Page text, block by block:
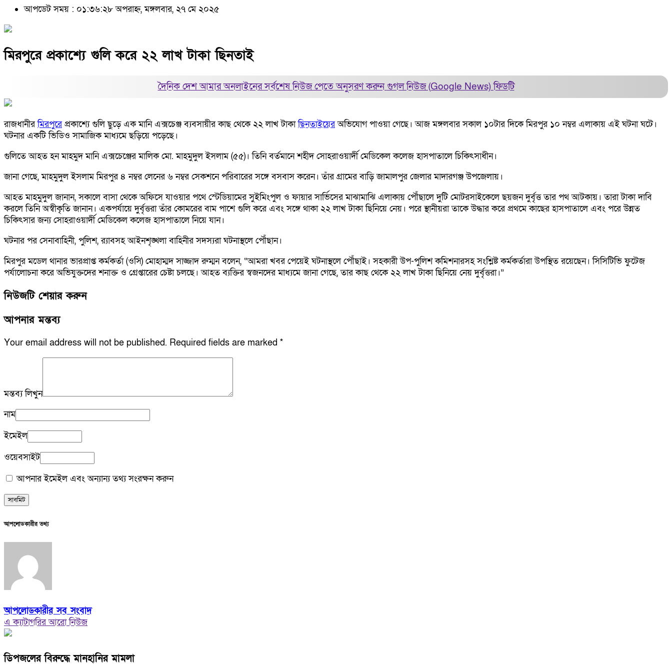
আপডেট সময় : ০১:৩৬:২৮ অপরাহ্ন, মঙ্গলবার, ২৭ মে ২০২৫
মিরপুরে প্রকাশ্যে গুলি করে ২২ লাখ টাকা ছিনতাই
দৈনিক দেশ আমার অনলাইনের সর্বশেষ নিউজ পেতে অনুসরণ করুনগুগল নিউজ (Google News)ফিডটি
রাজধানীরমিরপুরেপ্রকাশ্যে গুলি ছুড়ে এক মানি এক্সচেঞ্জ ব্যবসায়ীর কাছ থেকে ২২ লাখ টাকাছিনতাইয়েরঅভিযোগ পাওয়া গেছে। আজ মঙ্গলবার সকাল ১০টার দিকে মিরপুর ১০ নম্বর এলাকায় এই ঘটনা ঘটে।
ঘটনার একটি ভিডিও সামাজিক মাধ্যমে ছড়িয়ে পড়েছে।
গুলিতে আহত হন মাহমুদ মানি এক্সচেঞ্জের মালিক মো. মাহমুদুল ইসলাম (৫৫)। তিনি বর্তমানে শহীদ সোহরাওয়ার্দী মেডিকেল কলেজ হাসপাতালে চিকিৎসাধীন।
জানা গেছে, মাহমুদুল ইসলাম মিরপুর ৪ নম্বর লেনের ৬ নম্বর সেকশনে পরিবারের সঙ্গে বসবাস করেন। তাঁর গ্রামের বাড়ি জামালপুর জেলার মাদারগঞ্জ উপজেলায়।
আহত মাহমুদুল জানান, সকালে বাসা থেকে অফিসে যাওয়ার পথে স্টেডিয়ামের সুইমিংপুল ও ফায়ার সার্ভিসের মাঝামাঝি এলাকায় পৌঁছালে দুটি মোটরসাইকেলে ছয়জন দুর্বৃত্ত তার পথ আটকায়। তারা টাকা দাবি
করলে তিনি অস্বীকৃতি জানান। একপর্যায়ে দুর্বৃত্তরা তাঁর কোমরের বাম পাশে গুলি করে এবং সঙ্গে থাকা ২২ লাখ টাকা ছিনিয়ে নেয়। পরে স্থানীয়রা তাকে উদ্ধার করে প্রথমে কাছের হাসপাতালে এবং পরে উন্নত
চিকিৎসার জন্য সোহরাওয়ার্দী মেডিকেল কলেজ হাসপাতালে নিয়ে যান।
ঘটনার পর সেনাবাহিনী, পুলিশ, র‍্যাবসহ আইনশৃঙ্খলা বাহিনীর সদস্যরা ঘটনাস্থলে পৌঁছান।
মিরপুর মডেল থানার ভারপ্রাপ্ত কর্মকর্তা (ওসি) মোহাম্মদ সাজ্জাদ রুম্মন বলেন, “আমরা খবর পেয়েই ঘটনাস্থলে পৌঁছাই। সহকারী উপ-পুলিশ কমিশনারসহ সংশ্লিষ্ট কর্মকর্তারা উপস্থিত রয়েছেন। সিসিটিভি ফুটেজ
পর্যালোচনা করে অভিযুক্তদের শনাক্ত ও গ্রেপ্তারের চেষ্টা চলছে। আহত ব্যক্তির স্বজনদের মাধ্যমে জানা গেছে, তার কাছ থেকে ২২ লাখ টাকা ছিনিয়ে নেয় দুর্বৃত্তরা।”
নিউজটি শেয়ার করুন
আপনার মন্তব্য
Your email address will not be published. Required fields are marked *
মন্তব্য লিখুন
নাম
ইমেইল
ওয়েবসাইট
আপনার ইমেইল এবং অন্যান্য তথ্য সংরক্ষন করুন
আপলোডকারীর তথ্য
আপলোডকারীর সব সংবাদ
এ ক্যাটাগরির আরো নিউজ
ডিপজলের বিরুদ্ধে মানহানির মামলা